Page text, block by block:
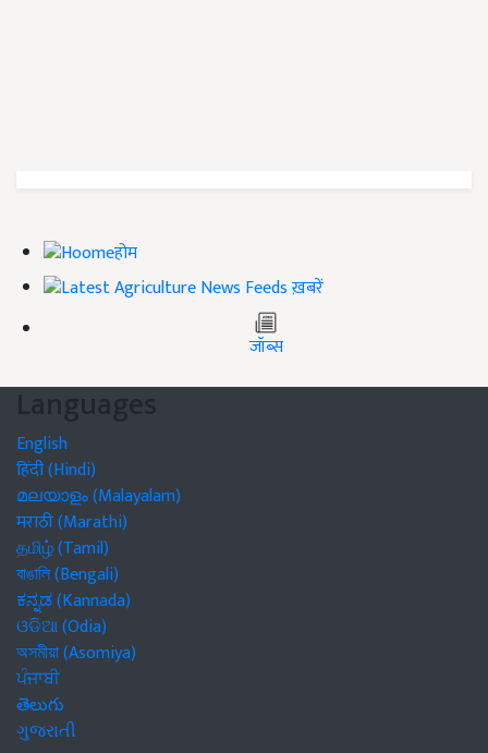
होम
ख़बरें
जॉब्स
Languages
English
हिंदी (Hindi)
മലയാളം (Malayalam)
मराठी (Marathi)
தமிழ் (Tamil)
বাঙালি (Bengali)
ಕನ್ನಡ (Kannada)
ଓଡିଆ (Odia)
অসমীয়া (Asomiya)
ਪੰਜਾਬੀ
తెలుగు
ગુજરાતી